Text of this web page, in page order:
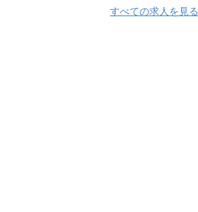
すべての求人を見る